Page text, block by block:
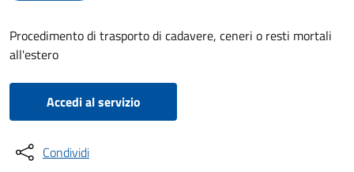
Procedimento di trasporto di cadavere, ceneri o resti mortali
all'estero
Accedi al servizio
Condividi